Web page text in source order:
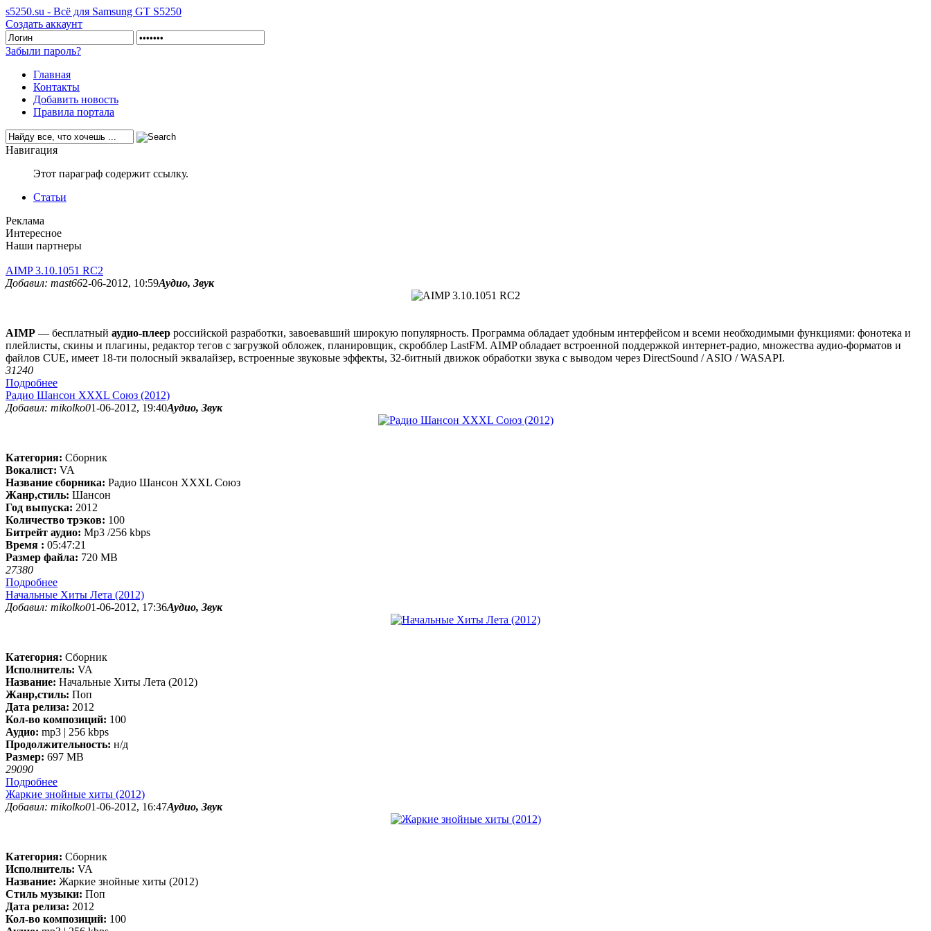
s5250.su - Всё для Samsung GT S5250
Создать аккаунт
Забыли пароль?
Главная
Контакты
Добавить новость
Правила портала
Навигация
Этот параграф содержит ссылку.
Статьи
Реклама
Интересное
Наши партнеры
AIMP 3.10.1051 RC2
Добавил: mast662-06-2012, 10:59Аудио, Звук
AIMP — бесплатный аудио-плеер российской разработки, завоевавший широкую популярность. Программа обладает удобным интерфейсом и всеми необходимыми функциями: фонотека и
плейлисты, скины и плагины, редактор тегов с загрузкой обложек, планировщик, скробблер LastFM. AIMP обладает встроенной поддержкой интернет-радио, множества аудио-форматов и
файлов CUE, имеет 18-ти полосный эквалайзер, встроенные звуковые эффекты, 32-битный движок обработки звука с выводом через DirectSound / ASIO / WASAPI.
31240
Подробнее
Радио Шансон XXXL Союз (2012)
Добавил: mikolko01-06-2012, 19:40Аудио, Звук
Категория: Сборник
Вокалист: VA
Название сборника: Радио Шансон XXXL Союз
Жанр,стиль: Шансон
Год выпуска: 2012
Количество трэков: 100
Битрейт аудио: Mp3 /256 kbps
Время : 05:47:21
Размер файла: 720 MB
27380
Подробнее
Начальные Хиты Лета (2012)
Добавил: mikolko01-06-2012, 17:36Аудио, Звук
Категория: Сборник
Исполнитель: VA
Название: Начальные Хиты Лета (2012)
Жанр,стиль: Поп
Дата релиза: 2012
Кол-во композиций: 100
Аудио: mp3 | 256 kbps
Продолжительность: н/д
Размер: 697 MB
29090
Подробнее
Жаркие знойные хиты (2012)
Добавил: mikolko01-06-2012, 16:47Аудио, Звук
Категория: Сборник
Исполнитель: VA
Название: Жаркие знойные хиты (2012)
Стиль музыки: Поп
Дата релиза: 2012
Кол-во композиций: 100